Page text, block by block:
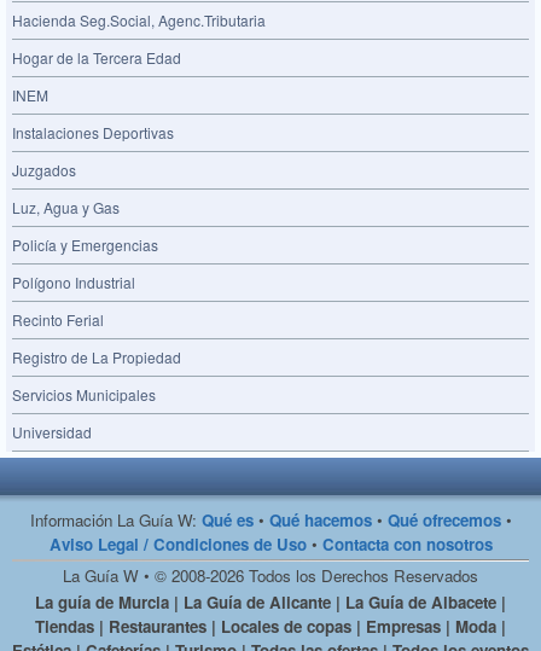
Hacienda Seg.Social, Agenc.Tributaria
Hogar de la Tercera Edad
INEM
Instalaciones Deportivas
Juzgados
Luz, Agua y Gas
Policía y Emergencias
Polígono Industrial
Recinto Ferial
Registro de La Propiedad
Servicios Municipales
Universidad
Información La Guía W: Qué es• Qué hacemos• Qué ofrecemos•
Aviso Legal / Condiciones de Uso• Contacta con nosotros
La Guía W • © 2008-2026 Todos los Derechos Reservados
La guía de Murcia | La Guía de Alicante | La Guía de Albacete |
Tiendas | Restaurantes | Locales de copas | Empresas | Moda |